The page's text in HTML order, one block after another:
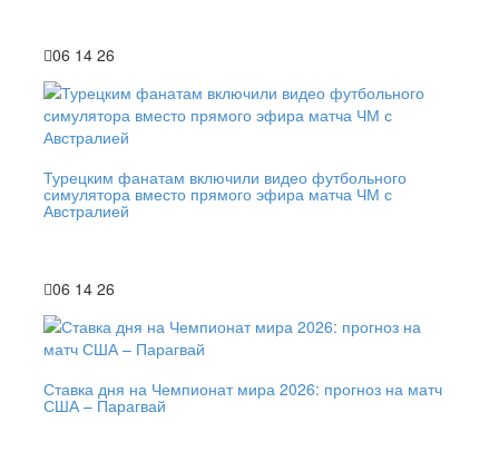
06 14 26
Турецким фанатам включили видео футбольного
симулятора вместо прямого эфира матча ЧМ с
Австралией
06 14 26
Ставка дня на Чемпионат мира 2026: прогноз на матч
США – Парагвай